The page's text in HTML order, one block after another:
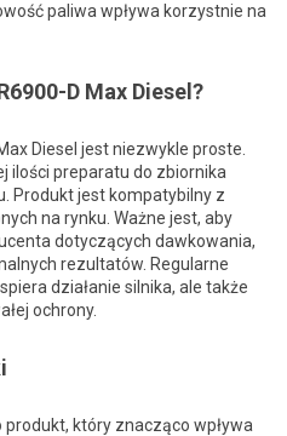
paliwa wpływa korzystnie na
D Max Diesel?
Diesel jest niezwykle proste.
ilości preparatu do zbiornika
Produkt jest kompatybilny z
na rynku. Ważne jest, aby
dotyczących dawkowania,
rezultatów. Regularne
działanie silnika, ale także
ochrony.
który znacząco wpływa